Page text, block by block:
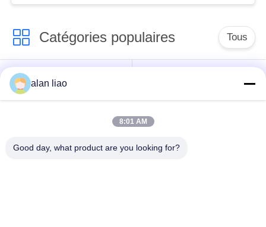
Catégories populaires Tous
Connecteur circulaire
imperméable
basse tension
imperméable de
Support de la lampe
alan liao
8:01 AM
Good day, what product are you looking for?